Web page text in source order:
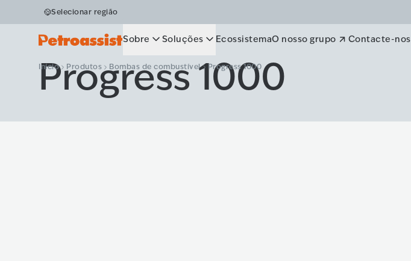
Selecionar região
Sobre Soluções EcossistemaO nosso grupo Contacte-nos
Início Produtos Bombas de combustível Progress 1000
Progress 1000